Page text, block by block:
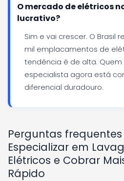
O mercado de elétricos
lucrativo?
Sim e vai crescer. O Brasil
mil emplacamentos de
tendência é de alta.
especialista agora está
diferencial duradouro.
Perguntas
Especializar em
Elétricos e Cobrar
Rápido